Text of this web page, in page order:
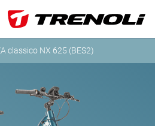
classico NX 625 (BES2)